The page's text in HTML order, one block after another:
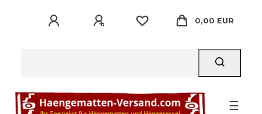
0,00 EUR
☰